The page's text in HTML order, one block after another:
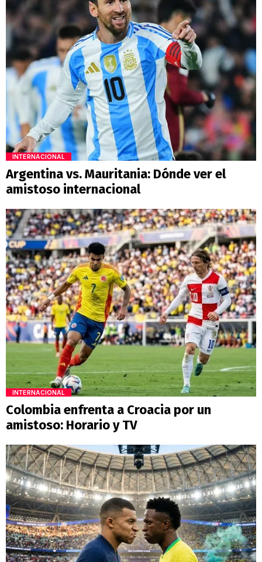
INTERNACIONAL
Argentina vs. Mauritania: Dónde ver el
amistoso internacional
INTERNACIONAL
Colombia enfrenta a Croacia por un
amistoso: Horario y TV